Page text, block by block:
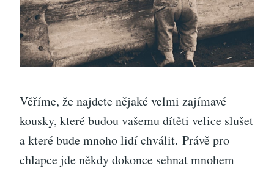
Věříme, že najdete nějaké velmi zajímavé
kousky, které budou vašemu dítěti velice slušet
a které bude mnoho lidí chválit. Právě pro
chlapce jde někdy dokonce sehnat mnohem